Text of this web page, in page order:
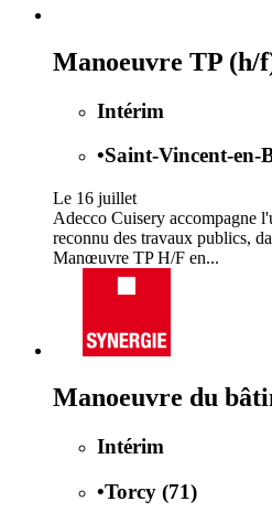
Manoeuvre TP (h/
Intérim
•Saint-Vincent-en-
Le 16 juillet
Adecco Cuisery accompagne
reconnu des travaux publics,
Manœuvre TP H/F en...
Manoeuvre du
Intérim
•Torcy (71)